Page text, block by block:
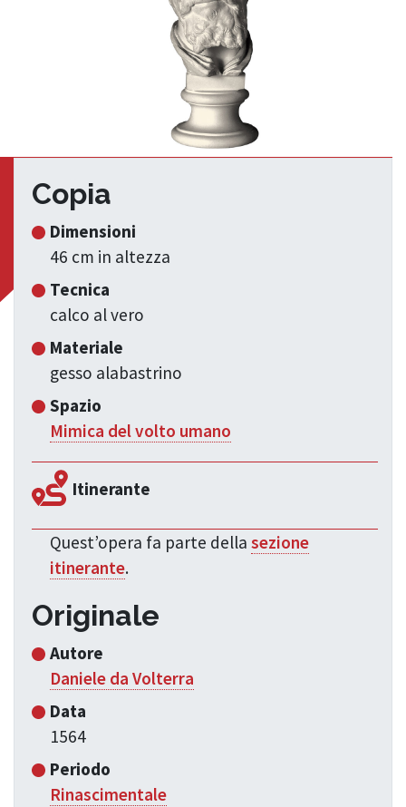
Copia
Dimensioni
46 cm in altezza
Tecnica
calco al vero
Materiale
gesso alabastrino
Spazio
Mimica del volto umano
Itinerante
Quest’opera fa parte dellasezione
itinerante.
Originale
Autore
Daniele da Volterra
Data
1564
Periodo
Rinascimentale